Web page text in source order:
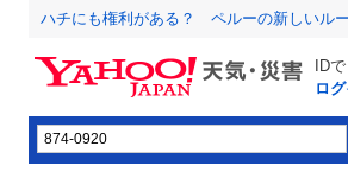
ハチにも権利がある？ ペルーの新しいル
ID
ロ